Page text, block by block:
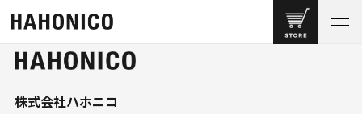
株式会社ハホニコ